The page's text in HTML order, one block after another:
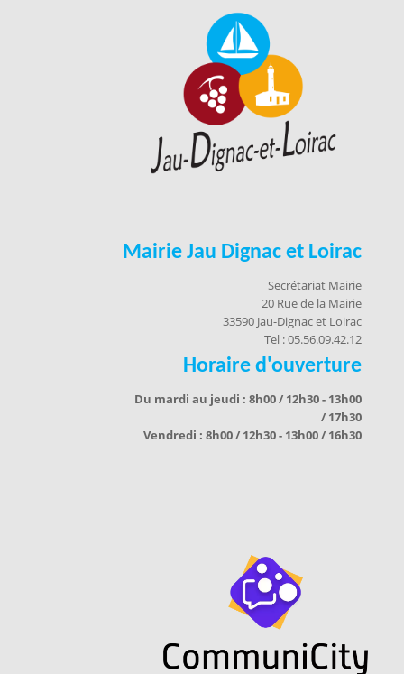
Mairie Jau Dignac et Loirac
Secrétariat Mairie
20 Rue de la Mairie
33590 Jau-Dignac et Loirac
Tel : 05.56.09.42.12
Horaire d'ouverture
Du mardi au jeudi : 8h00 / 12h30 - 13h00
/ 17h30
Vendredi : 8h00 / 12h30 - 13h00 / 16h30